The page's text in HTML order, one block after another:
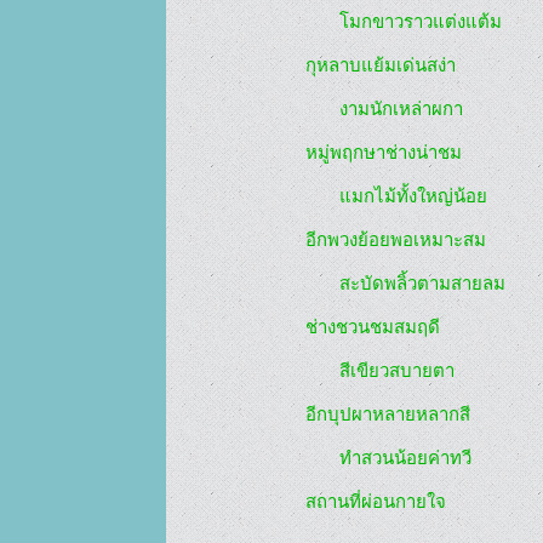
       โมกขาวราวแต่งแต้ม
กุหลาบแย้มเด่นสง่า
       งามนักเหล่าผกา
หมู่พฤกษาช่างน่าชม
       แมกไม้ทั้งใหญ่น้อย
อีกพวงย้อยพอเหมาะสม
       สะบัดพลิ้วตามสายลม
ช่างชวนชมสมฤดี
       สีเขียวสบายตา
อีกบุปผาหลายหลากสี
       ทำสวนน้อยค่าทวี